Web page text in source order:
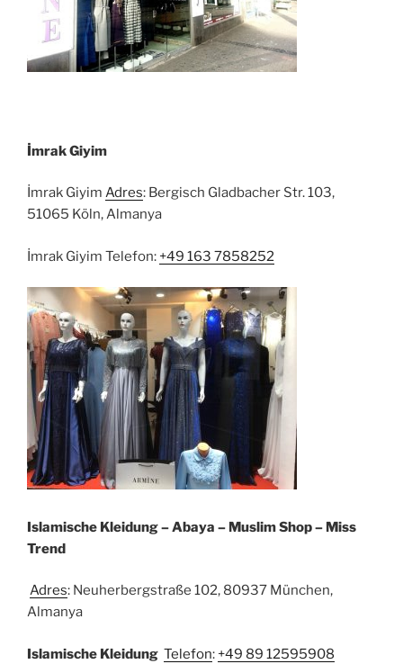
İmrak Giyim
İmrak Giyim Adres: Bergisch Gladbacher Str. 103,
51065 Köln, Almanya
İmrak Giyim Telefon: +49 163 7858252
Islamische Kleidung – Abaya – Muslim Shop – Miss
Trend
Adres: Neuherbergstraße 102, 80937 München,
Almanya
Islamische Kleidung Telefon: +49 89 12595908